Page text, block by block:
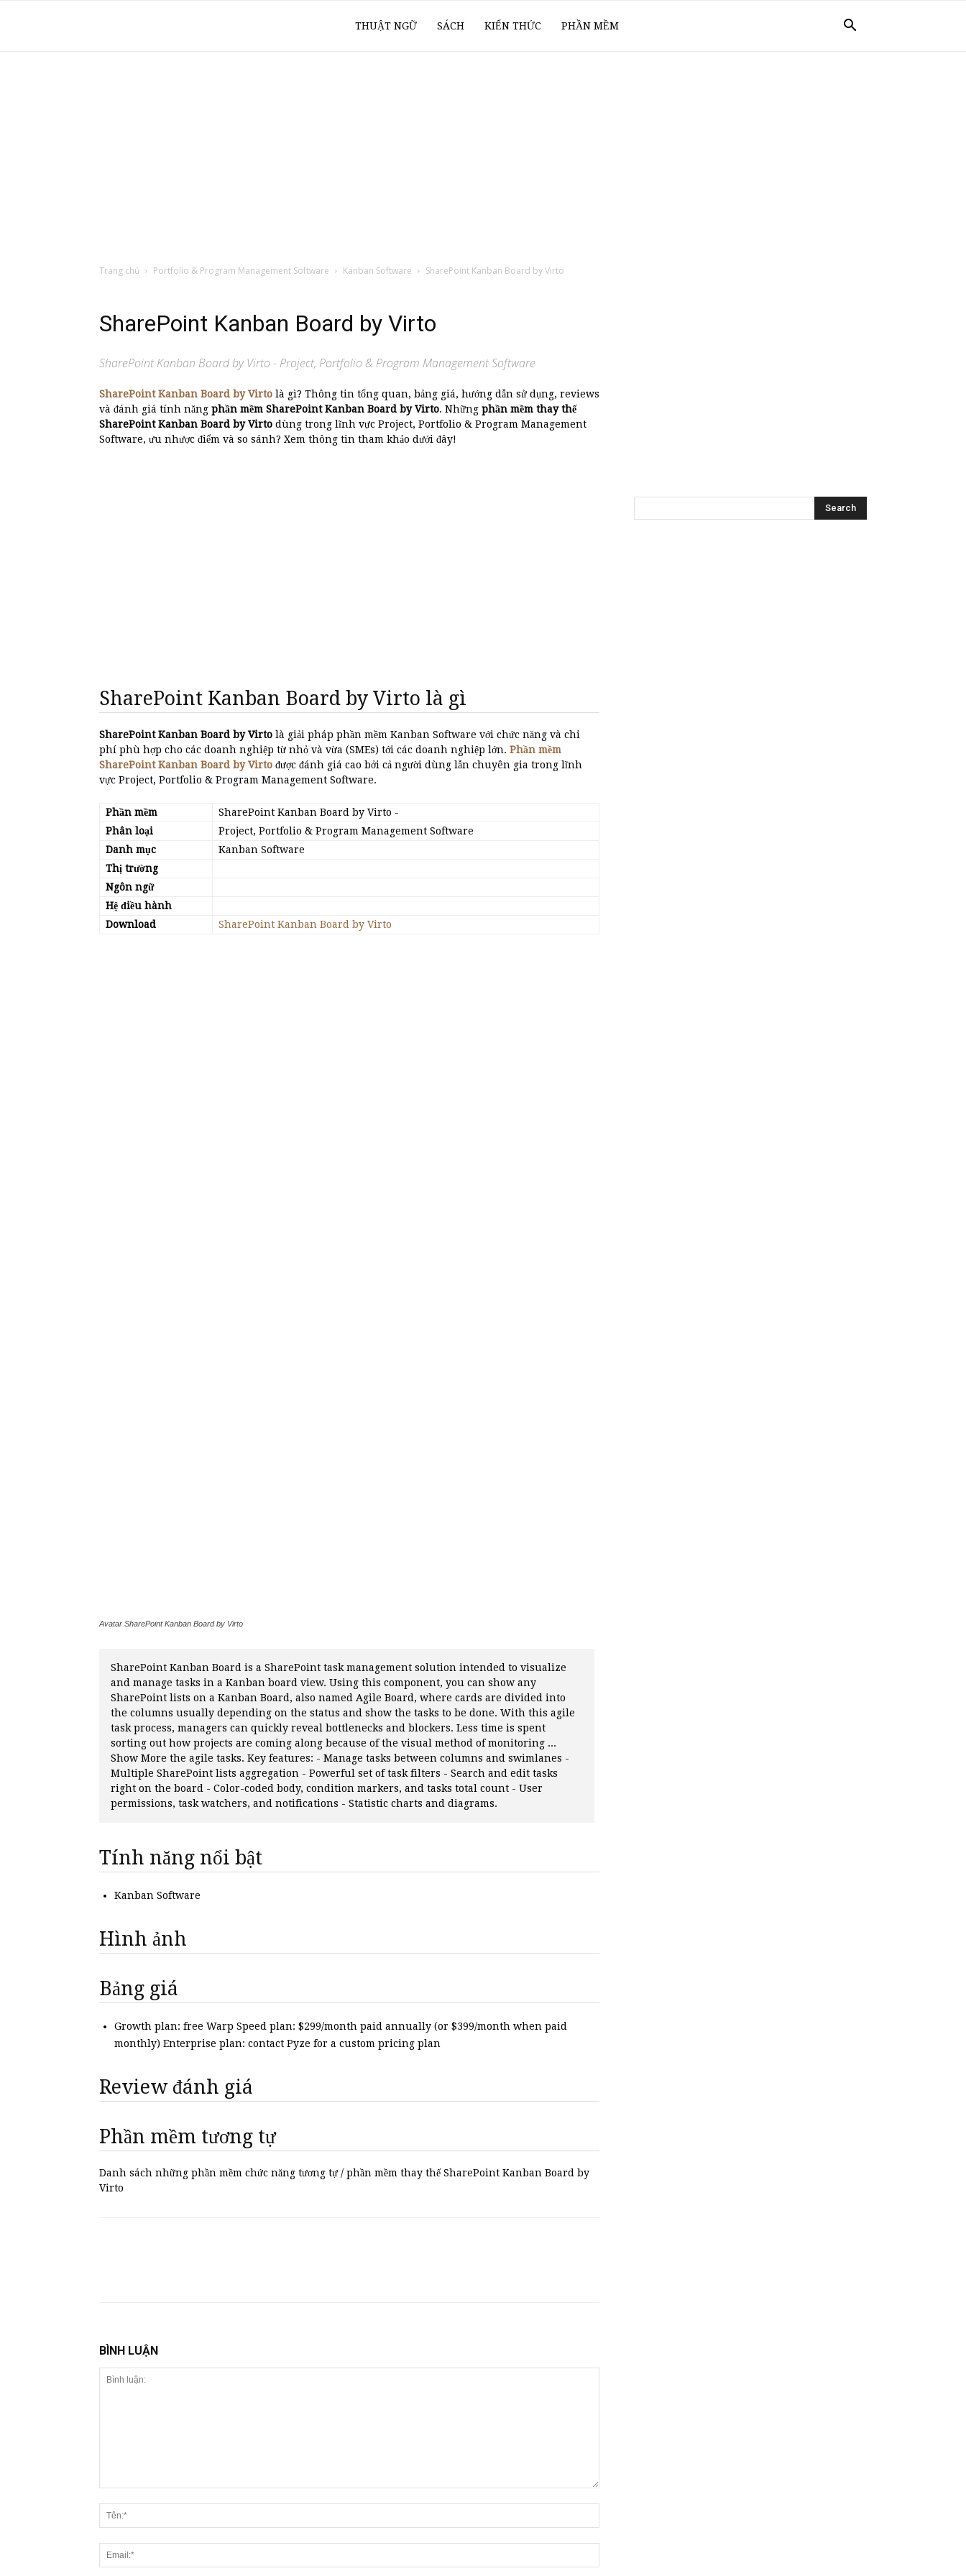
THUẬT NGỮ SÁCH KIẾN THỨC PHẦN MỀM
Trang chủ Portfolio & Program Management Software Kanban Software SharePoint Kanban Board by Virto
SharePoint Kanban Board by Virto
SharePoint Kanban Board by Virto - Project, Portfolio & Program Management Software
SharePoint Kanban Board by Virto là gì? Thông tin tổng quan, bảng giá, hướng dẫn sử dụng, reviews
và đánh giá tính năng phần mềm SharePoint Kanban Board by Virto. Những phần mềm thay thế
SharePoint Kanban Board by Virto dùng trong lĩnh vực Project, Portfolio & Program Management
Software, ưu nhược điểm và so sánh? Xem thông tin tham khảo dưới đây!
SharePoint Kanban Board by Virto là gì
SharePoint Kanban Board by Virto là giải pháp phần mềm Kanban Software với chức năng và chi
phí phù hợp cho các doanh nghiệp từ nhỏ và vừa (SMEs) tới các doanh nghiệp lớn. Phần mềm
SharePoint Kanban Board by Virto được đánh giá cao bởi cả người dùng lẫn chuyên gia trong lĩnh
vực Project, Portfolio & Program Management Software.
Phần mềm SharePoint Kanban Board by Virto -
Phân loại
Project, Portfolio & Program Management Software
Danh mục
Kanban Software
Thị trường
Ngôn ngữ
Hệ điều hành
Download
SharePoint Kanban Board by Virto
Avatar SharePoint Kanban Board by Virto
SharePoint Kanban Board is a SharePoint task management solution intended to visualize
and manage tasks in a Kanban board view. Using this component, you can show any
SharePoint lists on a Kanban Board, also named Agile Board, where cards are divided into
the columns usually depending on the status and show the tasks to be done. With this agile
task process, managers can quickly reveal bottlenecks and blockers. Less time is spent
sorting out how projects are coming along because of the visual method of monitoring ...
Show More the agile tasks. Key features: - Manage tasks between columns and swimlanes -
Multiple SharePoint lists aggregation - Powerful set of task filters - Search and edit tasks
right on the board - Color-coded body, condition markers, and tasks total count - User
permissions, task watchers, and notifications - Statistic charts and diagrams.
Tính năng nổi bật
Kanban Software
Hình ảnh
Bảng giá
Growth plan: free Warp Speed plan: $299/month paid annually (or $399/month when paid
monthly) Enterprise plan: contact Pyze for a custom pricing plan
Review đánh giá
Phần mềm tương tự
Danh sách những phần mềm chức năng tương tự / phần mềm thay thế SharePoint Kanban Board by
Virto
BÌNH LUẬN